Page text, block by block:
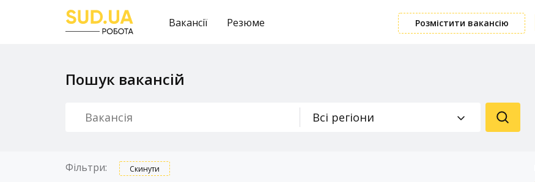
Вакансії Резюме Розмістити вакансію
Пошук вакансій
Всі регіони
Фільтри: Скинути